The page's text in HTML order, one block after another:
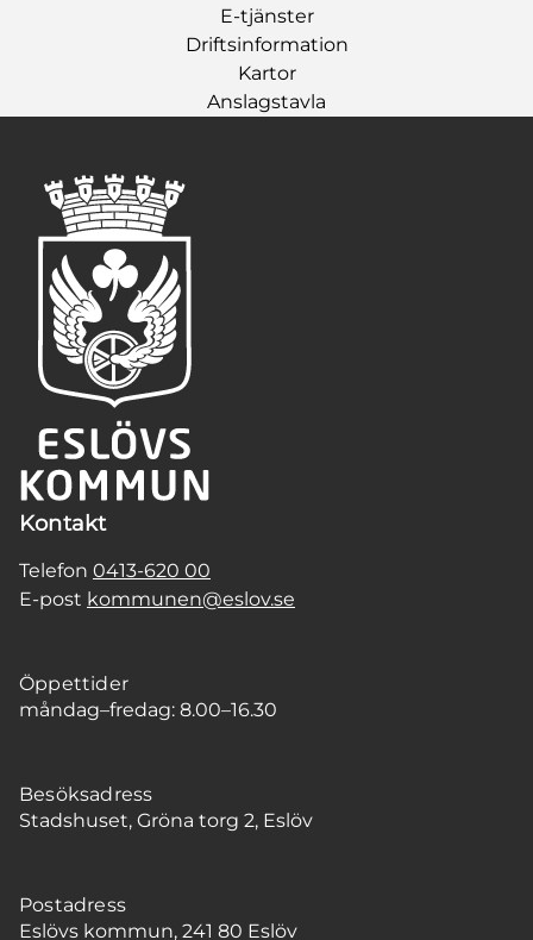
E-tjänster
Driftsinformation
Kartor
Anslagstavla
Kontakt
Telefon 0413-620 00
E-post kommunen@eslov.se
Öppettider
måndag–fredag: 8.00–16.30
Besöksadress
Stadshuset, Gröna torg 2, Eslöv
Postadress
Eslövs kommun, 241 80 Eslöv